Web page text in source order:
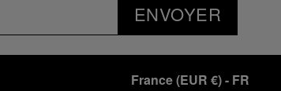
ENVOYER
France(EUR €)- FR